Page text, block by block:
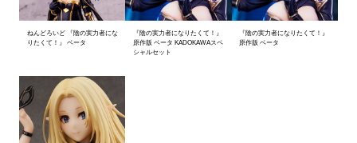
ねんどろいど 『陰の実力者にな
りたくて！』 ベータ
『陰の実力者になりたくて！』
原作版 ベータ KADOKAWAスペ
シャルセット
『陰の実力者になりたくて！』
原作版 ベータ